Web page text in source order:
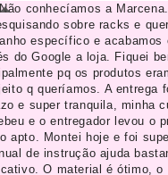
Não conhecíamos a
sobre racks e
específico e acabamos
do Google a loja. Fiquei
pq os produtos
q queríamos. A entrega
e super tranquila, minha
e o entregador levou o
apto. Montei hoje e foi
de instrução ajuda
O material é ótimo, o